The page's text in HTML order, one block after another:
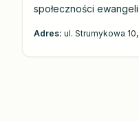
społeczności
Adres: ul. Strumykowa